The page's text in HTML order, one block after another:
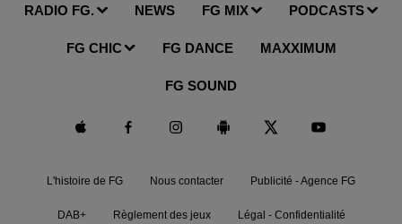
RADIO FG. NEWS FG MIX PODCASTS
FG CHIC FG DANCE MAXXIMUM
FG SOUND
L'histoire de FG Nous contacter Publicité - Agence FG
DAB+ Règlement des jeux Légal - Confidentialité